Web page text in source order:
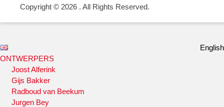
Copyright © 2026 . All Rights Reserved.
English
ONTWERPERS
Joost Alferink
Gijs Bakker
Radboud van Beekum
Jurgen Bey